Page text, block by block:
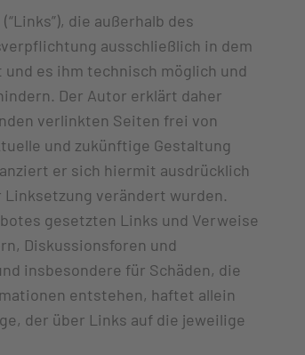
die außerhalb des
ausschließlich in dem
es ihm technisch möglich und
Der Autor erklärt daher
verlinkten Seiten frei von
und zukünftige Gestaltung
er sich hiermit ausdrücklich
verändert wurden.
gesetzten Links und Verweise
Diskussionsforen und
insbesondere für Schäden, die
entstehen, haftet allein
der über Links auf die jeweilige